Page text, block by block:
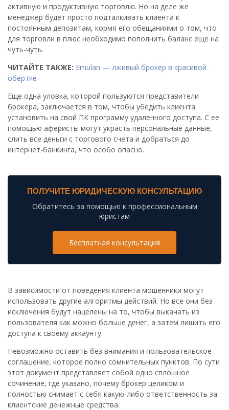
активную и продуктивную торговлю. Но на деле же
менеджер будет просто подталкивать клиента к
постоянным депозитам, кормя его обещаниями о том, что
для торговли в плюс необходимо пополнить баланс еще на
чуть-чуть.
ЧИТАЙТЕ ТАКЖЕ: Emulan — лживый брокер в красивой
обертке
Еще одна уловка, которой пользуются представители
брокера, заключается в том, чтобы убедить клиента
установить на свой ПК программу удаленного доступа. С ее
помощью аферисты могут украсть персональные данные,
слить все деньги с торгового счета и добраться до
интернет-банкинга, что особо опасно.
ПОЛУЧИТЕ ЮРИДИЧЕСКУЮ КОНСУЛЬТАЦИЮ
Обратитесь за помощью к профессиональным
юристам
Бесплатная консультация
В зависимости от поведения клиента мошенники могут
использовать другие алгоритмы действий. Но все они без
исключения будут нацелены на то, чтобы выкачать из
пользователя как можно больше денег, а затем лишить его
доступа к своему аккаунту.
Невозможно оставить без внимания и пользовательское
соглашение, которое полно сомнительных пунктов. По сути
этот документ представляет собой одно сплошное
сочинение, где указано, почему брокер целиком и
полностью снимает с себя какую-либо ответственность за
клиентские денежные средства.